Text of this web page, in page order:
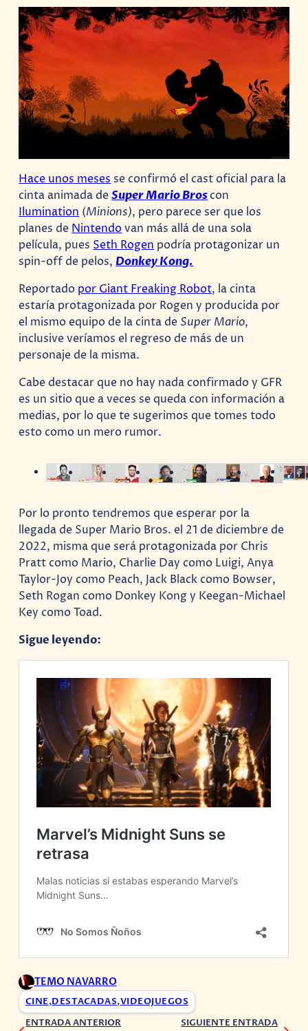
Hace unos meses se confirmó el cast oficial para la
cinta animada deSuper Mario Broscon
Ilumination (Minions), pero parece ser que los
planes de Nintendovan más allá de una sola
película, pues Seth Rogen podría protagonizar un
spin-off de pelos, Donkey Kong.
Reportado por Giant Freaking Robot, la cinta
estaría protagonizada por Rogen y producida por
el mismo equipo de la cinta de Super Mario,
inclusive veríamos el regreso de más de un
personaje de la misma.
Cabe destacar que no hay nada confirmado y GFR
es un sitio que a veces se queda con información a
medias, por lo que te sugerimos que tomes todo
esto como un mero rumor.
Por lo pronto tendremos que esperar por la
llegada de Super Mario Bros. el 21 de diciembre de
2022, misma que será protagonizada por Chris
Pratt como Mario, Charlie Day como Luigi, Anya
Taylor-Joy como Peach, Jack Black como Bowser,
Seth Rogan como Donkey Kong y Keegan-Michael
Key como Toad.
Sigue leyendo:
TEMO NAVARRO
CINE,DESTACADAS,VIDEOJUEGOS
ENTRADA ANTERIOR
SIGUIENTE ENTRADA